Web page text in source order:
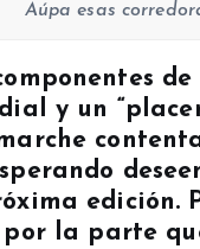
Aúpa esas
y un
edición.
por la parte